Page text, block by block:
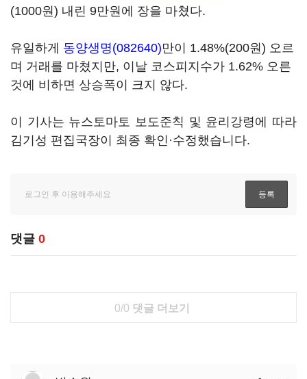
(1000원) 내린 9만원에 장을 마쳤다.
유일하게 동양생명(082640)만이 1.48%(200원) 오르
며 거래를 마쳤지만, 이날 코스피지수가 1.62% 오른
것에 비하면 상승폭이 크지 않다.
이 기사는 뉴스토마토 보도준칙 및 윤리강령에 따라
김기성 편집국장이 최종 확인·수정했습니다.
댓글 0
0/0 댓글 더보기